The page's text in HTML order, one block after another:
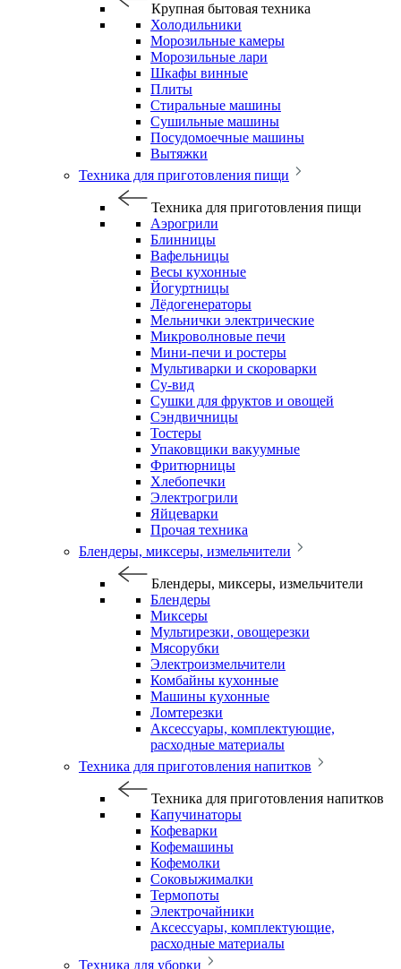
Крупная бытовая техника
Холодильники
Морозильные камеры
Морозильные лари
Шкафы винные
Плиты
Стиральные машины
Сушильные машины
Посудомоечные машины
Вытяжки
Техника для приготовления пищи
Техника для приготовления пищи
Аэрогрили
Блинницы
Вафельницы
Весы кухонные
Йогуртницы
Лёдогенераторы
Мельнички электрические
Микроволновые печи
Мини-печи и ростеры
Мультиварки и скороварки
Су-вид
Сушки для фруктов и овощей
Сэндвичницы
Тостеры
Упаковщики вакуумные
Фритюрницы
Хлебопечки
Электрогрили
Яйцеварки
Прочая техника
Блендеры, миксеры, измельчители
Блендеры, миксеры, измельчители
Блендеры
Миксеры
Мультирезки, овощерезки
Мясорубки
Электроизмельчители
Комбайны кухонные
Машины кухонные
Ломтерезки
Аксессуары, комплектующие,
расходные материалы
Техника для приготовления напитков
Техника для приготовления напитков
Капучинаторы
Кофеварки
Кофемашины
Кофемолки
Соковыжималки
Термопоты
Электрочайники
Аксессуары, комплектующие,
расходные материалы
Техника для уборки